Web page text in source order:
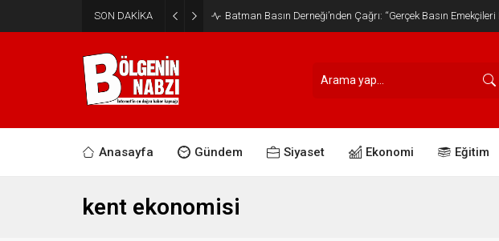
SON DAKİKA Batman Basın Derneği’nden Çağrı: “Gerçek Basın
Anasayfa Gündem Siyaset Ekonomi Eğitim
kent ekonomisi